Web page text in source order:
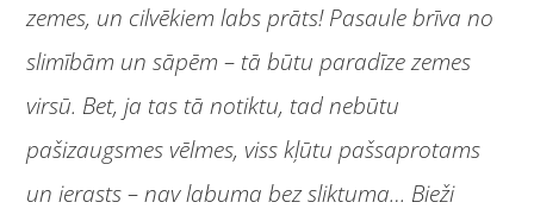
zemes, un cilvēkiem labs prāts! Pasaule brīva no
slimībām un sāpēm – tā būtu paradīze zemes
virsū. Bet, ja tas tā notiktu, tad nebūtu
pašizaugsmes vēlmes, viss kļūtu pašsaprotams
un ierasts – nav labuma bez sliktuma… Bieži